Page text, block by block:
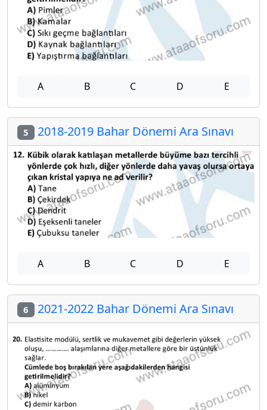
A B C D E
5 2018-2019 Bahar Dönemi Ara Sınavı
A B C D E
6 2021-2022 Bahar Dönemi Ara Sınavı